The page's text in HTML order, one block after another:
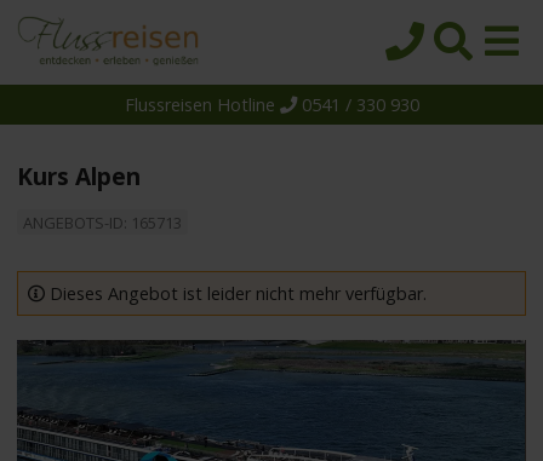
Reiseziele
Reedereien
Schiffe
Wissen
Flussreisen Hotline 0541 / 330 930
Kurs Alpen
ANGEBOTS-ID: 165713
Dieses Angebot ist leider nicht mehr verfügbar.